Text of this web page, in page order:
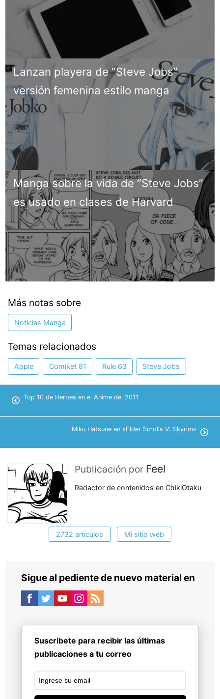
Lanzan playera de “Steve Jobs”
versión femenina estilo manga
Manga sobre la vida de “Steve Jobs”
es usado en clases de Harvard
Más notas sobre
Noticias Manga
Temas relacionados
Apple Comiket 81 Rule 63 Steve Jobs
Top 10 de Heroes en el Anime del 2011
Miku Hatsune en «Elder Scrolls V: Skyrim»
Publicación por Feel
Redactor de contenidos en ChikiOtaku
2732 artículos Mi sitio web
Sigue al pediente de nuevo material en
Suscribete para recibir las últimas
publicaciones a tu correo